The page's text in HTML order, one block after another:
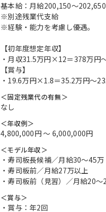
基本給：月給200,150～
※別途残業代支給
※経験・能力を考慮し優遇。
【初年度想定年収】
・月収31.5万円×12＝378万円
【賞与】
・19.6万円×1.8＝35.2万円～
＜固定残業代の有無＞
なし
＜年収例＞
4,800,000円 〜 6,000,000円
＜モデル年収＞
・寿司板長候補／月給30～45万
・寿司板前／月給27万以上
・寿司板前（見習）／月給20～
＜賞与＞
・賞与：年2回